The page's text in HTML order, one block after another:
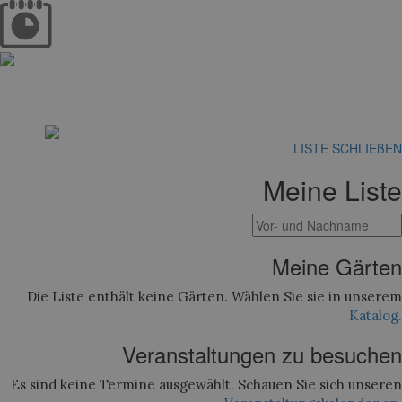
LISTE SCHLIEßEN
Meine Liste
Meine Gärten
Die Liste enthält keine Gärten. Wählen Sie sie in unserem
Katalog.
Veranstaltungen zu besuchen
Es sind keine Termine ausgewählt. Schauen Sie sich unseren